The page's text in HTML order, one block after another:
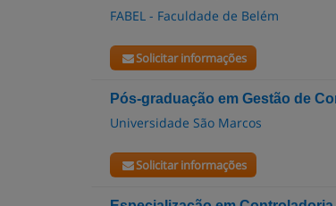
FABEL - Faculdade de Belém
Solicitar informações
Pós-graduação em Gestão de
Universidade São Marcos
Solicitar informações